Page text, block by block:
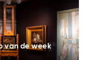
van de week